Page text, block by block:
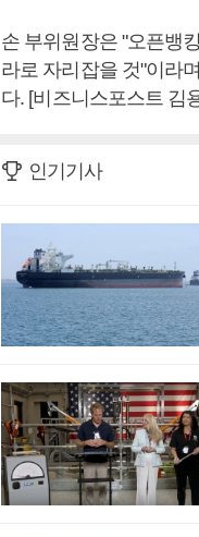
손 부위원장은 "오픈뱅
라로 자리잡을 것"이라
다. [비즈니스포스트 김
인기기사